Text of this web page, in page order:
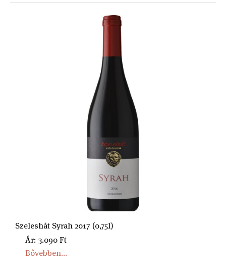
Szeleshát Syrah 2017 (0,75l)
Ár: 3.090 Ft
Bővebben...